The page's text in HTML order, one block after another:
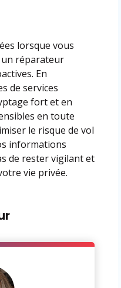
lorsque vous
réparateur
En
de services
fort et en
en toute
le risque de vol
informations
de rester vigilant et
vie privée.